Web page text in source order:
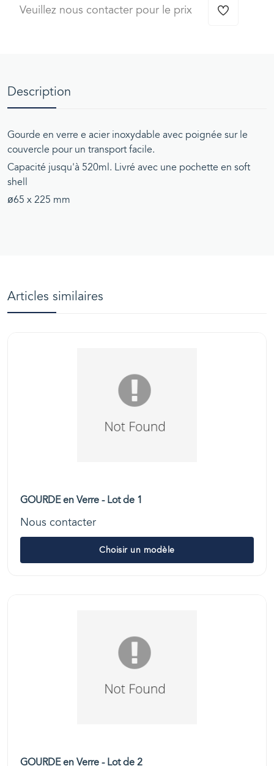
Veuillez nous contacter pour le prix
Description
Gourde en verre e acier inoxydable avec poignée sur le
couvercle pour un transport facile.
Capacité jusqu'à 520ml. Livré avec une pochette en soft
shell
ø65 x 225 mm
Articles similaires
GOURDE en Verre - Lot de 1
Nous contacter
Choisir un modèle
GOURDE en Verre - Lot de 2